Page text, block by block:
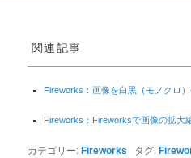
関連記事
Fireworks：画像を白黒（モノクロ
Fireworks：Fireworksで画像の拡大
カテゴリー:Fireworks タグ: